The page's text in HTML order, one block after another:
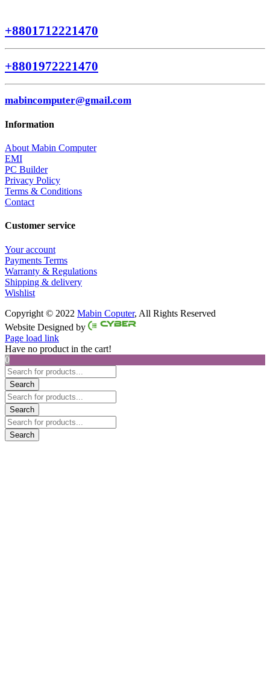
+8801712221470
+8801972221470
mabincomputer@gmail.com
Information
About Mabin Computer
EMI
PC Builder
Privacy Policy
Terms & Conditions
Contact
Customer service
Your account
Payments Terms
Warranty & Regulations
Shipping & delivery
Wishlist
Copyright © 2022 Mabin Coputer, All Rights Reserved
Facebook
Twitter
Instagram
Pinterest
Website Designed by
Page load link
Have no product in the cart!
0
Products
search
Search
Products
search
Search
Products
search
Search